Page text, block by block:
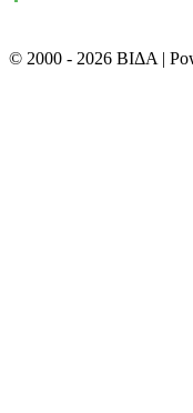
© 2000 - 2026 ΒΙΔΑ |